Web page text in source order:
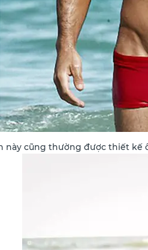
này cũng thường được thiết kế